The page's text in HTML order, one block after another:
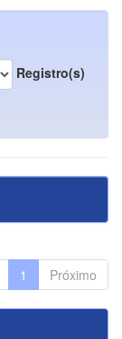
Registro(s)
1 Próximo